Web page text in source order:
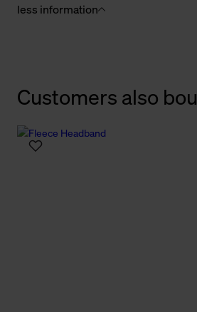
less information
Customers also